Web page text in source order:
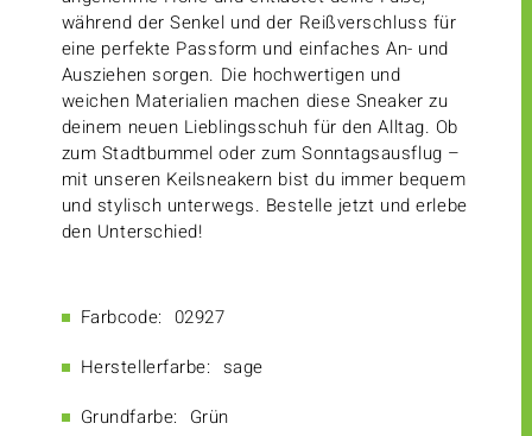
während der Senkel und der Reißverschluss für
eine perfekte Passform und einfaches An- und
Ausziehen sorgen. Die hochwertigen und
weichen Materialien machen diese Sneaker zu
deinem neuen Lieblingsschuh für den Alltag. Ob
zum Stadtbummel oder zum Sonntagsausflug –
mit unseren Keilsneakern bist du immer bequem
und stylisch unterwegs. Bestelle jetzt und erlebe
den Unterschied!
Farbcode: 02927
Herstellerfarbe: sage
Grundfarbe: Grün